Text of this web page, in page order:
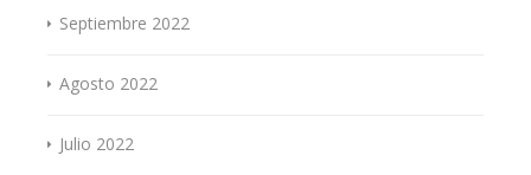
Septiembre 2022
Agosto 2022
Julio 2022